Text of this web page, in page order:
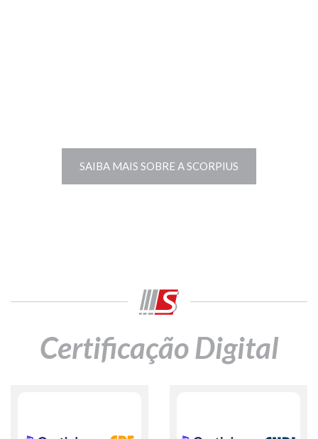
SAIBA MAIS SOBRE A SCORPIUS
Certificação Digital